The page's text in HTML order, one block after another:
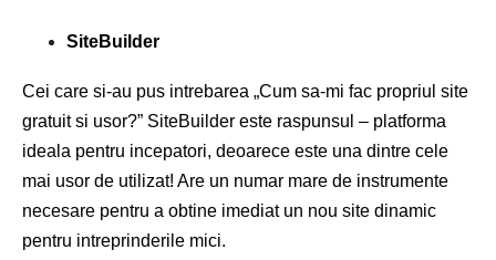
SiteBuilder
Cei care si-au pus intrebarea „Cum sa-mi fac propriul site
gratuit si usor?” SiteBuilder este raspunsul – platforma
ideala pentru incepatori, deoarece este una dintre cele
mai usor de utilizat! Are un numar mare de instrumente
necesare pentru a obtine imediat un nou site dinamic
pentru intreprinderile mici.